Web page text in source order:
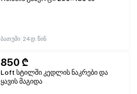
ბათუმი 24 დ. წინ
850 ₾
Loft სტილში კედლის ნაკრები და
ყავის მაგიდა